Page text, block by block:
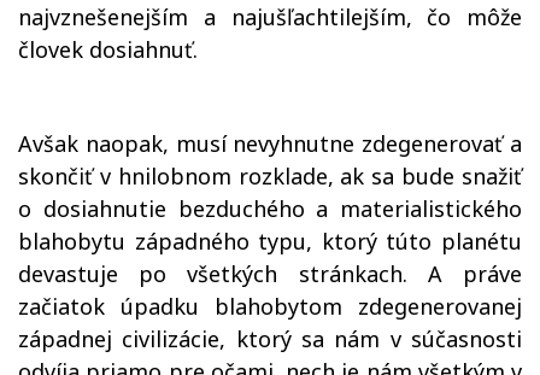
najvznešenejším a najušľachtilejším, čo môže
človek dosiahnuť.
Avšak naopak, musí nevyhnutne zdegenerovať a
skončiť v hnilobnom rozklade, ak sa bude snažiť
o dosiahnutie bezduchého a materialistického
blahobytu západného typu, ktorý túto planétu
devastuje po všetkých stránkach. A práve
začiatok úpadku blahobytom zdegenerovanej
západnej civilizácie, ktorý sa nám v súčasnosti